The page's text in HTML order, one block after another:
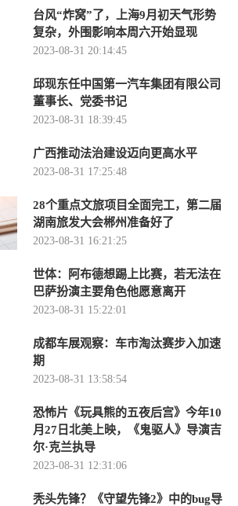
台风“炸窝”了，上海9月初天气形势
复杂，外围影响本周六开始显现
2023-08-31 20:14:45
邱现东任中国第一汽车集团有限公司
董事长、党委书记
2023-08-31 18:39:45
广西推动法治建设迈向更高水平
2023-08-31 17:25:48
28个重点文旅项目全面完工，第二届
湖南旅发大会郴州准备好了
2023-08-31 16:21:25
世体：阿布德想踢上比赛，若无法在
巴萨扮演主要角色他愿意离开
2023-08-31 15:22:01
成都车展观察：车市淘汰赛步入加速
期
2023-08-31 13:58:54
恐怖片《玩具熊的五夜后宫》今年10
月27日北美上映，《鬼驱人》导演吉
尔·克兰执导
2023-08-31 12:31:06
秃头先锋？《守望先锋2》中的bug导